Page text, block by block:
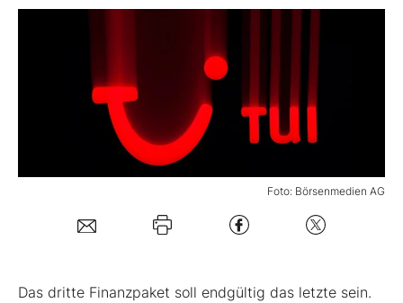
Mein Konto
Foto: Börsenmedien AG
Das dritte Finanzpaket soll endgültig das letzte sein.